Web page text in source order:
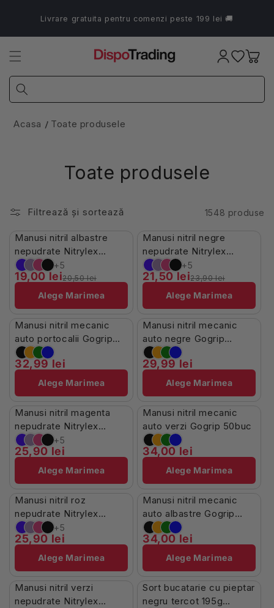
conținutLivrare gratuita pentru comenzi peste 199 lei 🚚
Coș
Acasa Toate produsele
Toate produsele
Filtrează și sortează 1548 produse
-7%
Manusi nitril albastre
nepudrate Nitrylex
100buc
+5
19,00 lei20,50 lei
Alege Marimea
-10%
Manusi nitril negre
nepudrate Nitrylex
100buc
+5
21,50 lei23,90 lei
Alege Marimea
Manusi nitril mecanic
auto portocalii Gogrip
50buc
32,99 lei
Alege Marimea
Manusi nitril mecanic
auto negre Gogrip
50buc
29,99 lei
Alege Marimea
Manusi nitril magenta
nepudrate Nitrylex
100buc
+5
25,90 lei
Alege Marimea
Manusi nitril mecanic
auto verzi Gogrip 50buc
34,00 lei
Alege Marimea
Manusi nitril roz
nepudrate Nitrylex
100buc
+5
25,90 lei
Alege Marimea
Manusi nitril mecanic
auto albastre Gogrip
50buc
34,00 lei
Alege Marimea
Manusi nitril verzi
nepudrate Nitrylex
-16%
Sort bucatarie cu pieptar
negru tercot 195g